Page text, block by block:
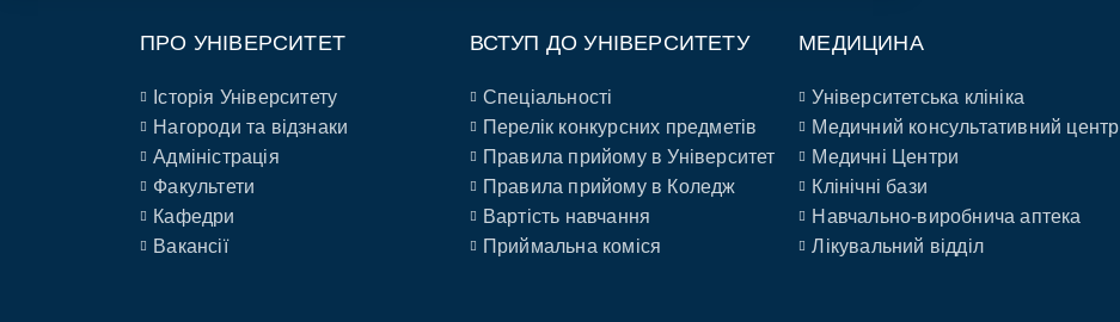
ПРО УНІВЕРСИТЕТ
Історія Університету
Нагороди та відзнаки
Адміністрація
Факультети
Кафедри
Вакансії
ВСТУП ДО УНІВЕРСИТЕТУ
Спеціальності
Перелік конкурсних предметів
Правила прийому в Університет
Правила прийому в Коледж
Вартість навчання
Приймальна коміся
МЕДИЦИНА
Університетська клініка
Медичний консультативний центр
Медичні Центри
Клінічні бази
Навчально-виробнича аптека
Лікувальний відділ